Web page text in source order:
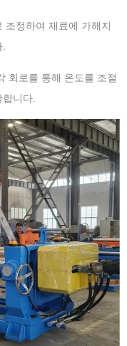
조정하여 재료에 가해지
회로를 통해 온도를 조절
니다.